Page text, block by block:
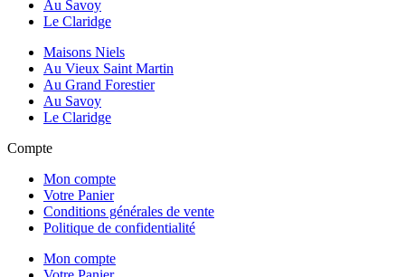
Au Savoy
Le Claridge
Maisons Niels
Au Vieux Saint Martin
Au Grand Forestier
Au Savoy
Le Claridge
Compte
Mon compte
Votre Panier
Conditions générales de vente
Politique de confidentialité
Mon compte